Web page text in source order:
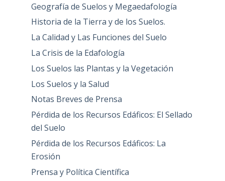
Geografía de Suelos y Megaedafología
Historia de la Tierra y de los Suelos.
La Calidad y Las Funciones del Suelo
La Crisis de la Edafología
Los Suelos las Plantas y la Vegetación
Los Suelos y la Salud
Notas Breves de Prensa
Pérdida de los Recursos Edáficos: El Sellado
del Suelo
Pérdida de los Recursos Edáficos: La
Erosión
Prensa y Política Científica